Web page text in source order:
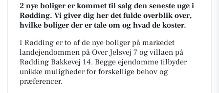
2 nye boliger er kommet til salg den seneste uge i
Rødding. Vi giver dig her det fulde overblik over,
hvilke boliger der er tale om og hvad de koster.
I Rødding er to af de nye boliger på markedet
landejendommen på Over Jelsvej 7 og villaen på
Rødding Bakkevej 14. Begge ejendomme tilbyder
unikke muligheder for forskellige behov og
præferencer.